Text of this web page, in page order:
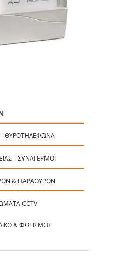
ΘΥΡΟΤΗΛΈΦΩΝΑ
– ΣΥΝΑΓΕΡΜΟΊ
& ΠΑΡΑΘΎΡΩΝ
CCTV
& ΦΩΤΙΣΜΌΣ